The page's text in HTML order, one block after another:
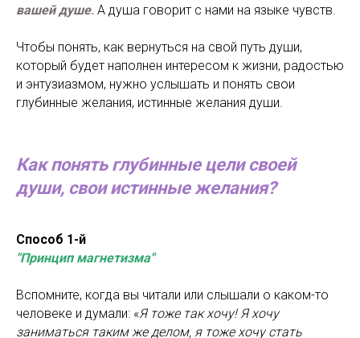
вашей душе. А душа говорит с нами на языке чувств.
Чтобы понять, как вернуться на свой путь души,
который будет наполнен интересом к жизни, радостью
и энтузиазмом, нужно услышать и понять свои
глубинные желания, истинные желания души.
Как понять глубинные цели своей
души, свои истинные желания?
Способ 1-й
"Принцип магнетизма"
Вспомните, когда вы читали или слышали о каком-то
человеке и думали: «Я тоже так хочу! Я хочу
заниматься таким же делом, я тоже хочу стать